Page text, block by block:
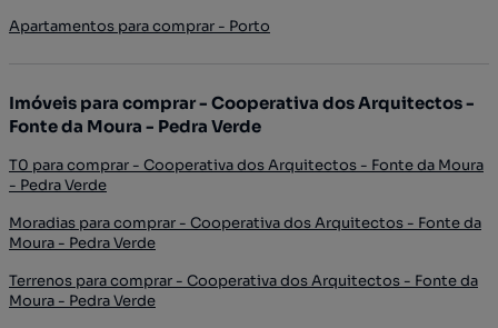
Apartamentos para comprar - Porto
Imóveis para comprar - Cooperativa dos Arquitectos -
Fonte da Moura - Pedra Verde
T0 para comprar - Cooperativa dos Arquitectos - Fonte da Moura
- Pedra Verde
Moradias para comprar - Cooperativa dos Arquitectos - Fonte da
Moura - Pedra Verde
Terrenos para comprar - Cooperativa dos Arquitectos - Fonte da
Moura - Pedra Verde